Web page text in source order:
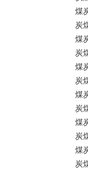
煤
炭
煤
炭
煤
炭
煤
炭
煤
炭
煤
炭